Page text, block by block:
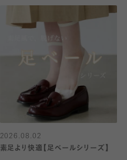
2026.08.02
素足より快適【足ベールシリーズ】